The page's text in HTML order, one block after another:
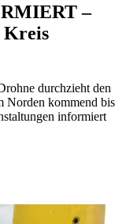
–
Kreis
durchzieht den
Norden kommend bis
informiert